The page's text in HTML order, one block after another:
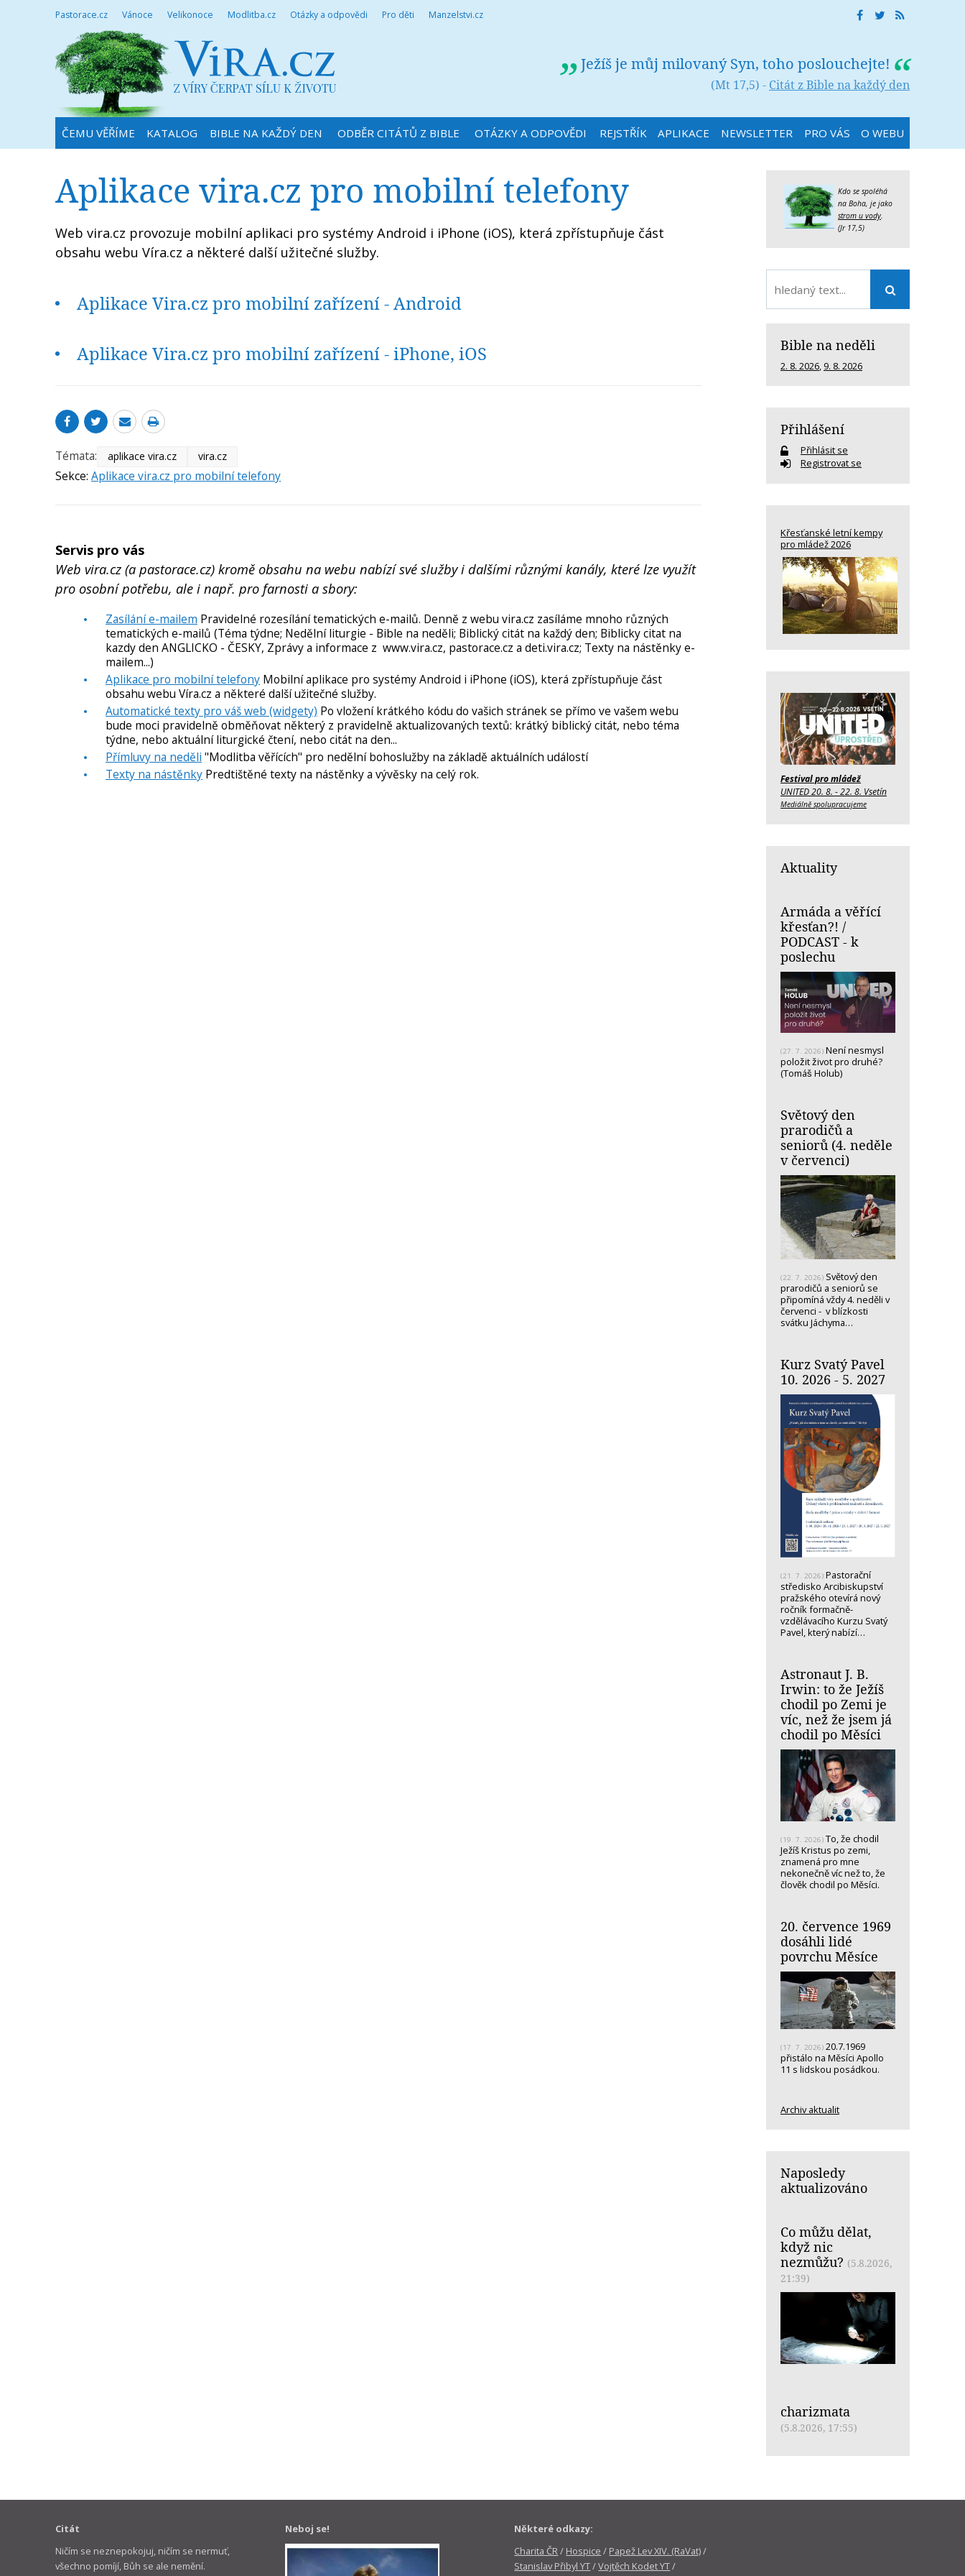
Pastorace.cz Vánoce Velikonoce Modlitba.cz Otázky a odpovědi Pro děti Manzelstvi.cz
Ježíš je můj milovaný Syn, toho poslouchejte!
(Mt 17,5) - Citát z Bible na každý den
ČEMU VĚŘÍME KATALOG BIBLE NA KAŽDÝ DEN ODBĚR CITÁTŮ Z BIBLE OTÁZKY A ODPOVĚDI REJSTŘÍK APLIKACE NEWSLETTER PRO VÁS O WEBU
Aplikace vira.cz pro mobilní telefony
Web vira.cz provozuje mobilní aplikaci pro systémy Android i iPhone (iOS), která zpřístupňuje část
obsahu webu Víra.cz a některé další užitečné služby.
Aplikace Vira.cz pro mobilní zařízení - Android
Aplikace Vira.cz pro mobilní zařízení - iPhone, iOS
Témata: aplikace vira.cz vira.cz
Sekce: Aplikace vira.cz pro mobilní telefony
Servis pro vás
Web vira.cz (a pastorace.cz) kromě obsahu na webu nabízí své služby i dalšími různými kanály, které lze využít
pro osobní potřebu, ale i např. pro farnosti a sbory:
Zasílání e-mailem Pravidelné rozesílání tematických e-mailů. Denně z webu vira.cz zasíláme mnoho různých
tematických e-mailů (Téma týdne; Nedělní liturgie - Bible na neděli; Biblický citát na každý den; Biblicky citat na
kazdy den ANGLICKO - ČESKY, Zprávy a informace z www.vira.cz, pastorace.cz a deti.vira.cz; Texty na nástěnky e-
mailem...)
Aplikace pro mobilní telefony Mobilní aplikace pro systémy Android i iPhone (iOS), která zpřístupňuje část
obsahu webu Víra.cz a některé další užitečné služby.
Automatické texty pro váš web (widgety) Po vložení krátkého kódu do vašich stránek se přímo ve vašem webu
bude moci pravidelně obměňovat některý z pravidelně aktualizovaných textů: krátký biblický citát, nebo téma
týdne, nebo aktuální liturgické čtení, nebo citát na den...
Přímluvy na neděli "Modlitba věřících" pro nedělní bohoslužby na základě aktuálních událostí
Texty na nástěnky Predtištěné texty na nástěnky a vývěsky na celý rok.
Kdo se spoléhá
na Boha, je jako
strom u vody.
(Jr 17,5)
Bible na neděli
2. 8. 2026, 9. 8. 2026
Přihlášení
Přihlásit se
Registrovat se
Křesťanské letní kempy
pro mládež 2026
Festival pro mládež
UNITED 20. 8. - 22. 8. Vsetín
Mediálně spolupracujeme
Aktuality
Armáda a věřící
křesťan?! /
PODCAST - k
poslechu
(27. 7. 2026) Není nesmysl
položit život pro druhé?
(Tomáš Holub)
Světový den
prarodičů a
seniorů (4. neděle
v červenci)
(22. 7. 2026) Světový den
prarodičů a seniorů se
připomíná vždy 4. neděli v
červenci - v blízkosti
svátku Jáchyma…
Kurz Svatý Pavel
10. 2026 - 5. 2027
(21. 7. 2026) Pastorační
středisko Arcibiskupství
pražského otevírá nový
ročník formačně-
vzdělávacího Kurzu Svatý
Pavel, který nabízí…
Astronaut J. B.
Irwin: to že Ježíš
chodil po Zemi je
víc, než že jsem já
chodil po Měsíci
(19. 7. 2026) To, že chodil
Ježíš Kristus po zemi,
znamená pro mne
nekonečně víc než to, že
člověk chodil po Měsíci.
20. července 1969
dosáhli lidé
povrchu Měsíce
(17. 7. 2026) 20.7.1969
přistálo na Měsíci Apollo
11 s lidskou posádkou.
Archiv aktualit
Naposledy
aktualizováno
Co můžu dělat,
když nic
nezmůžu? (5.8.2026,
21:39)
charizmata
(5.8.2026, 17:55)
Citát
Ničím se neznepokojuj, ničím se nermuť,
všechno pomíjí, Bůh se ale nemění.
Neboj se!
Některé odkazy:
Charita ČR / Hospice / Papež Lev XIV. (RaVat)/
Stanislav Přibyl YT/Vojtěch Kodet YT/